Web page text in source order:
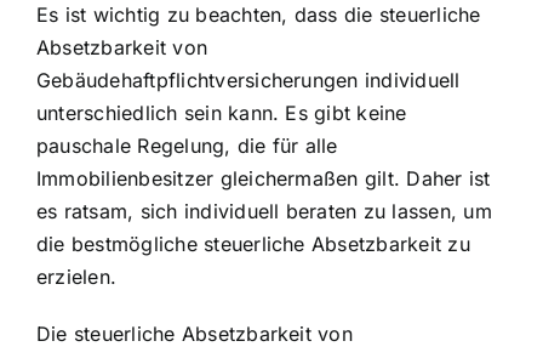
Es ist wichtig zu beachten, dass die steuerliche
Absetzbarkeit von
Gebäudehaftpflichtversicherungen individuell
unterschiedlich sein kann. Es gibt keine
pauschale Regelung, die für alle
Immobilienbesitzer gleichermaßen gilt. Daher ist
es ratsam, sich individuell beraten zu lassen, um
die bestmögliche steuerliche Absetzbarkeit zu
erzielen.
Die steuerliche Absetzbarkeit von